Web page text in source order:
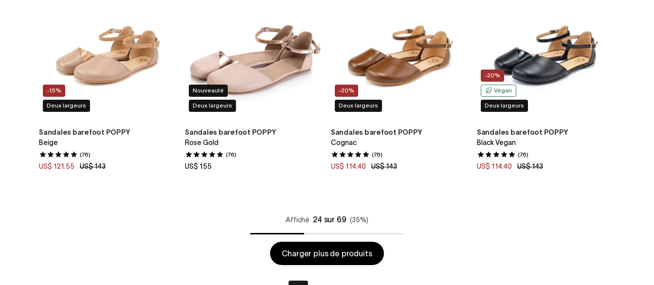
-15%
Deux largeurs
Sandales barefoot POPPY
Beige
(76)
US$ 121.55 US$ 143
Nouveauté
Deux largeurs
Sandales barefoot POPPY
Rose Gold
(76)
US$ 155
-20%
Deux largeurs
Sandales barefoot POPPY
Cognac
(76)
US$ 114.40 US$ 143
-20%
Végan
Deux largeurs
Sandales barefoot POPPY
Black Vegan
(76)
US$ 114.40 US$ 143
Affiché 24 sur 69 (35%)
Charger plus de produits